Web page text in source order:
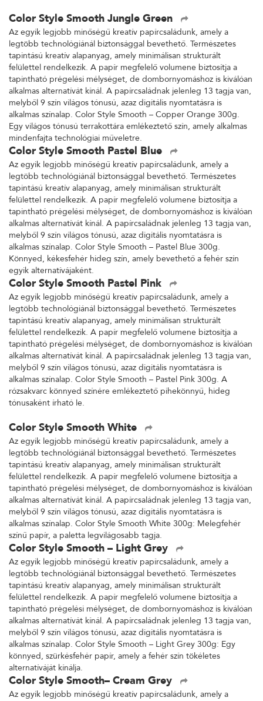
Color Style Smooth Jungle Green
Az egyik legjobb minőségű kreatív papírcsaládunk, amely a
legtöbb technológiánál biztonsággal bevethető. Természetes
tapintású kreatív alapanyag, amely minimálisan strukturált
felülettel rendelkezik. A papír megfelelő volumene biztosítja a
tapintható prégelési mélységet, de dombornyomáshoz is kiválóan
alkalmas alternatívát kínál. A papírcsaládnak jelenleg 13 tagja van,
melyből 9 szín világos tónusú, azaz digitális nyomtatásra is
alkalmas színalap. Color Style Smooth – Copper Orange 300g.
Egy világos tónusú terrakottára emlékeztető szín, amely alkalmas
mindenfajta technológiai műveletre.
Color Style Smooth Pastel Blue
Az egyik legjobb minőségű kreatív papírcsaládunk, amely a
legtöbb technológiánál biztonsággal bevethető. Természetes
tapintású kreatív alapanyag, amely minimálisan strukturált
felülettel rendelkezik. A papír megfelelő volumene biztosítja a
tapintható prégelési mélységet, de dombornyomáshoz is kiválóan
alkalmas alternatívát kínál. A papírcsaládnak jelenleg 13 tagja van,
melyből 9 szín világos tónusú, azaz digitális nyomtatásra is
alkalmas színalap. Color Style Smooth – Pastel Blue 300g.
Könnyed, kékesfehér hideg szín, amely bevethető a fehér szín
egyik alternatívájaként.
Color Style Smooth Pastel Pink
Az egyik legjobb minőségű kreatív papírcsaládunk, amely a
legtöbb technológiánál biztonsággal bevethető. Természetes
tapintású kreatív alapanyag, amely minimálisan strukturált
felülettel rendelkezik. A papír megfelelő volumene biztosítja a
tapintható prégelési mélységet, de dombornyomáshoz is kiválóan
alkalmas alternatívát kínál. A papírcsaládnak jelenleg 13 tagja van,
melyből 9 szín világos tónusú, azaz digitális nyomtatásra is
alkalmas színalap. Color Style Smooth – Pastel Pink 300g. A
rózsakvarc könnyed színére emlékeztető pihekönnyű, hideg
tónusaként írható le.
Color Style Smooth White
Az egyik legjobb minőségű kreatív papírcsaládunk, amely a
legtöbb technológiánál biztonsággal bevethető. Természetes
tapintású kreatív alapanyag, amely minimálisan strukturált
felülettel rendelkezik. A papír megfelelő volumene biztosítja a
tapintható prégelési mélységet, de dombornyomáshoz is kiválóan
alkalmas alternatívát kínál. A papírcsaládnak jelenleg 13 tagja van,
melyből 9 szín világos tónusú, azaz digitális nyomtatásra is
alkalmas színalap. Color Style Smooth White 300g: Melegfehér
színű papír, a paletta legvilágosabb tagja.
Color Style Smooth – Light Grey
Az egyik legjobb minőségű kreatív papírcsaládunk, amely a
legtöbb technológiánál biztonsággal bevethető. Természetes
tapintású kreatív alapanyag, amely minimálisan strukturált
felülettel rendelkezik. A papír megfelelő volumene biztosítja a
tapintható prégelési mélységet, de dombornyomáshoz is kiválóan
alkalmas alternatívát kínál. A papírcsaládnak jelenleg 13 tagja van,
melyből 9 szín világos tónusú, azaz digitális nyomtatásra is
alkalmas színalap. Color Style Smooth – Light Grey 300g: Egy
könnyed, szürkésfehér papír, amely a fehér szín tökéletes
alternatíváját kínálja.
Color Style Smooth– Cream Grey
Az egyik legjobb minőségű kreatív papírcsaládunk, amely a